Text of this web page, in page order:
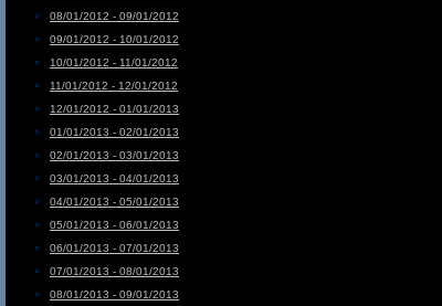
08/01/2012 - 09/01/2012
09/01/2012 - 10/01/2012
10/01/2012 - 11/01/2012
11/01/2012 - 12/01/2012
12/01/2012 - 01/01/2013
01/01/2013 - 02/01/2013
02/01/2013 - 03/01/2013
03/01/2013 - 04/01/2013
04/01/2013 - 05/01/2013
05/01/2013 - 06/01/2013
06/01/2013 - 07/01/2013
07/01/2013 - 08/01/2013
08/01/2013 - 09/01/2013